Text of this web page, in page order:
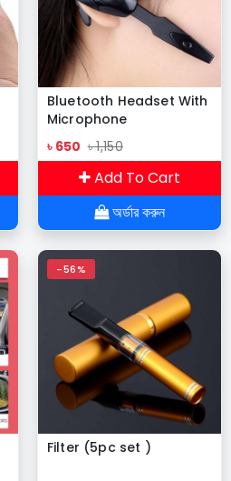
Bluetooth Headset With
Microphone
Rechargeable Long
Standby Driving Car
High Sensitivity
Handsfree Wireless
Headphones
৳ 650 ৳ 1,150
Add To Cart
অর্ডার করুন
-56%
Filter (5pc set )